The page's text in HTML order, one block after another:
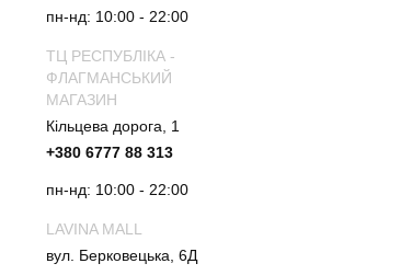
пн-нд: 10:00 - 22:00
ТЦ РЕСПУБЛІКА -
ФЛАГМАНСЬКИЙ
МАГАЗИН
Кільцева дорога, 1
+380 6777 88 313
пн-нд: 10:00 - 22:00
LAVINA MALL
вул. Берковецька, 6Д